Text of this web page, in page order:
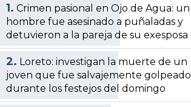
1. Crimen pasional en Ojo de Agua: un
hombre fue asesinado a puñaladas y
detuvieron a la pareja de su exesposa
2. Loreto: investigan la muerte de un
joven que fue salvajemente golpeado
durante los festejos del domingo